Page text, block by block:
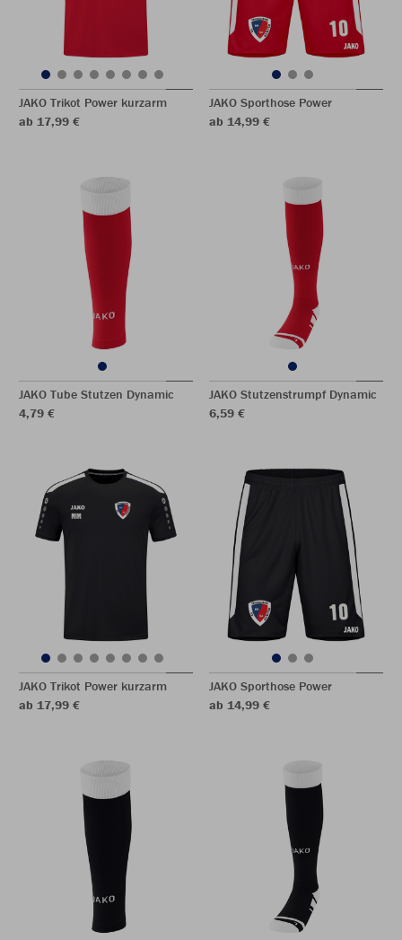
JAKO Trikot Power kurzarm
ab 17,99 €
JAKO Sporthose Power
ab 14,99 €
JAKO Tube Stutzen Dynamic
4,79 €
JAKO Stutzenstrumpf Dynamic
6,59 €
JAKO Trikot Power kurzarm
ab 17,99 €
JAKO Sporthose Power
ab 14,99 €